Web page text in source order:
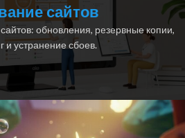
сайтов
обновления, резервные копии,
и устранение сбоев.